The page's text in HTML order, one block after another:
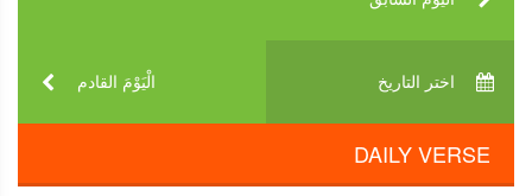
الْيَوْمَ القادم‎ اختر التاريخ‎
DAILY VERSE